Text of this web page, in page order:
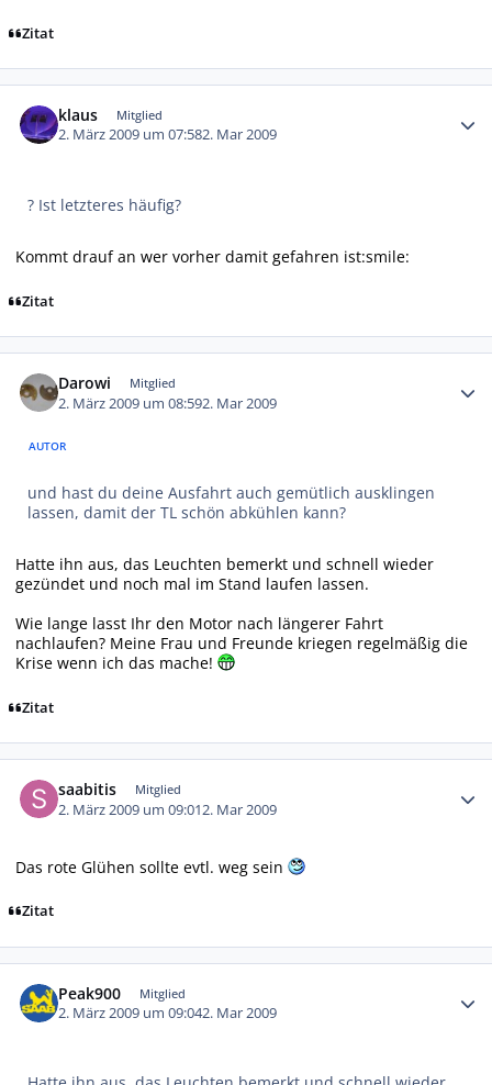
Zitat
klaus Mitglied
2. März 2009 um 07:582. Mar 2009
? Ist letzteres häufig?
Kommt drauf an wer vorher damit gefahren ist:smile:
Zitat
Darowi Mitglied
2. März 2009 um 08:592. Mar 2009
AUTOR
und hast du deine Ausfahrt auch gemütlich ausklingen
lassen, damit der TL schön abkühlen kann?
Hatte ihn aus, das Leuchten bemerkt und schnell wieder
gezündet und noch mal im Stand laufen lassen.
Wie lange lasst Ihr den Motor nach längerer Fahrt
nachlaufen? Meine Frau und Freunde kriegen regelmäßig die
Krise wenn ich das mache!
Zitat
saabitis Mitglied
2. März 2009 um 09:012. Mar 2009
Das rote Glühen sollte evtl. weg sein
Zitat
Peak900 Mitglied
2. März 2009 um 09:042. Mar 2009